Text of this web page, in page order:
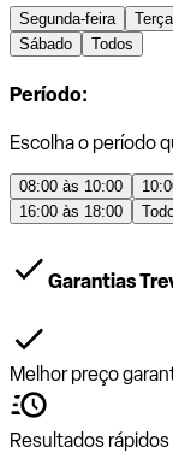
Segunda-feira
Sábado
Todos
Período:
Escolha o período
08:00 às 10:00
16:00 às 18:00
Garantias
Melhor preço
Resultados rápidos